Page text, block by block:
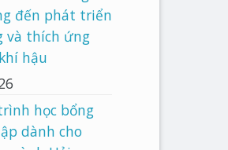
đến phát triển
và thích ứng
hậu
học bổng
dành cho